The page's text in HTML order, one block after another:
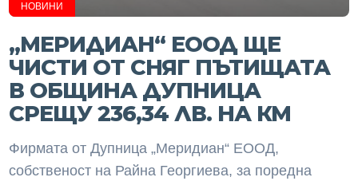
НОВИНИ
„МЕРИДИАН“ ЕООД ЩЕ
ЧИСТИ ОТ СНЯГ ПЪТИЩАТА
В ОБЩИНА ДУПНИЦА
СРЕЩУ 236,34 ЛВ. НА КМ
Фирмата от Дупница „Меридиан“ ЕООД,
собственост на Райна Георгиева, за поредна